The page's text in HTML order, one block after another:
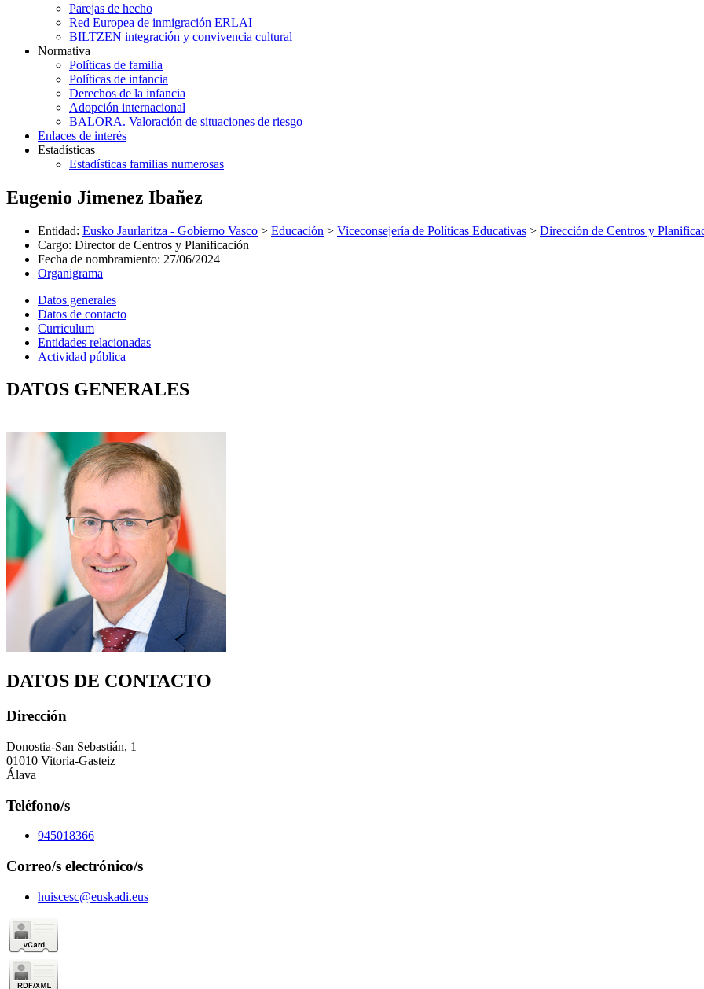
Parejas de hecho
Red Europea de inmigración ERLAI
BILTZEN integración y convivencia cultural
Normativa
Políticas de familia
Políticas de infancia
Derechos de la infancia
Adopción internacional
BALORA. Valoración de situaciones de riesgo
Enlaces de interés
Estadísticas
Estadísticas familias numerosas
Eugenio Jimenez Ibañez
Entidad: Eusko Jaurlaritza - Gobierno Vasco > Educación > Viceconsejería de Políticas Educativas > Dirección de Centros y
Cargo: Director de Centros y Planificación
Fecha de nombramiento: 27/06/2024
Organigrama
Datos generales
Datos de contacto
Curriculum
Entidades relacionadas
Actividad pública
DATOS GENERALES
DATOS DE CONTACTO
Dirección
Donostia-San Sebastián, 1
01010 Vitoria-Gasteiz
Álava
Teléfono/s
945018366
Correo/s electrónico/s
huiscesc@euskadi.eus